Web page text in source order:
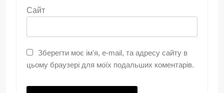
Сайт
Зберегти моє ім'я, e-mail, та адресу сайту в
цьому браузері для моїх подальших коментарів.